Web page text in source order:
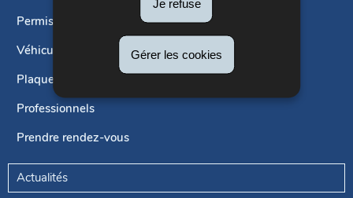
Je refuse
Gérer les cookies
Menu
de
navigation
Permis de conduire
Véhicules
Plaques d'immatriculation
Professionnels
Prendre rendez-vous
Actualités